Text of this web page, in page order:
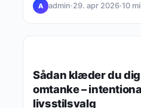
A admin·29. apr 2026·10
Sådan klæder du
omtanke –
livsstilsvalg